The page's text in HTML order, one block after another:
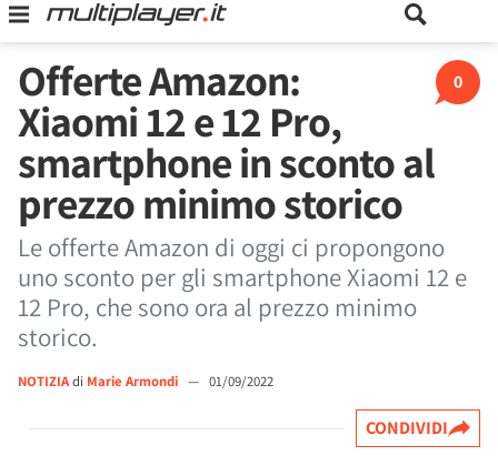
0
Offerte Amazon:
Xiaomi 12 e 12 Pro,
smartphone in sconto al
prezzo minimo storico
Le offerte Amazon di oggi ci propongono
uno sconto per gli smartphone Xiaomi 12 e
12 Pro, che sono ora al prezzo minimo
storico.
NOTIZIAdi Marie Armondi — 01/09/2022
CONDIVIDI